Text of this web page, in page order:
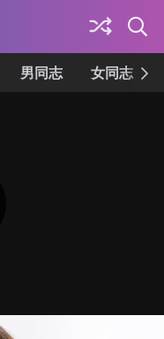
男同志 女同志